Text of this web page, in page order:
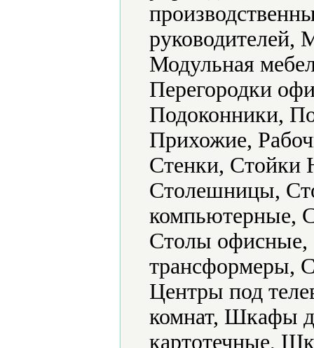
руководителей,
Модульная
Перегородки
Подоконники,
Прихожие,
Стенки, Стойки
Столешницы,
компьютерные,
Столы
трансформеры,
Центры под
комнат, Шкафы
картотечные,